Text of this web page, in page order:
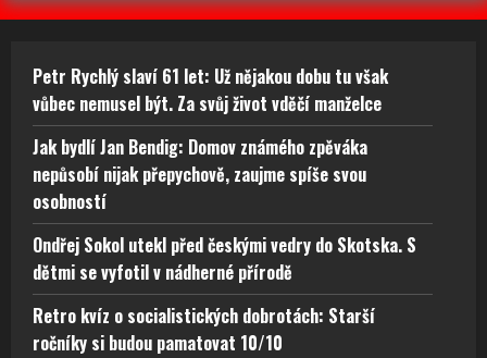
Petr Rychlý slaví 61 let: Už nějakou dobu tu však
vůbec nemusel být. Za svůj život vděčí manželce
Jak bydlí Jan Bendig: Domov známého zpěváka
nepůsobí nijak přepychově, zaujme spíše svou
osobností
Ondřej Sokol utekl před českými vedry do Skotska. S
dětmi se vyfotil v nádherné přírodě
Retro kvíz o socialistických dobrotách: Starší
ročníky si budou pamatovat 10/10